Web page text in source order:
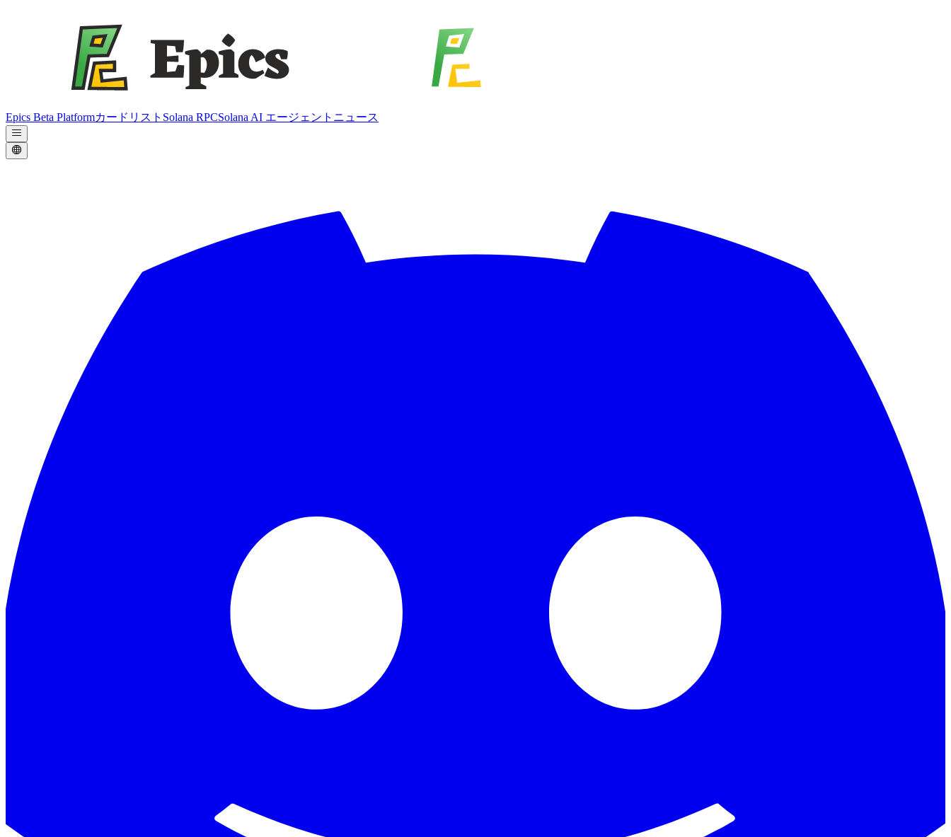
Epics Beta Platformカードリスト Solana RPCSolana AI エージェント ニュース